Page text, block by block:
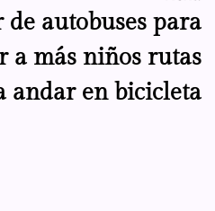
autobuses para
a más niños rutas
andar en bicicleta